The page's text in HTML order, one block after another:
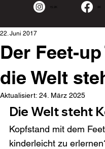
15.2K 2K
Der Feet-
die Welt
22. Juni 2017
Aktualisiert: 24. März 2025
Die Welt steht
Kopfstand mit dem
kinderleicht zu